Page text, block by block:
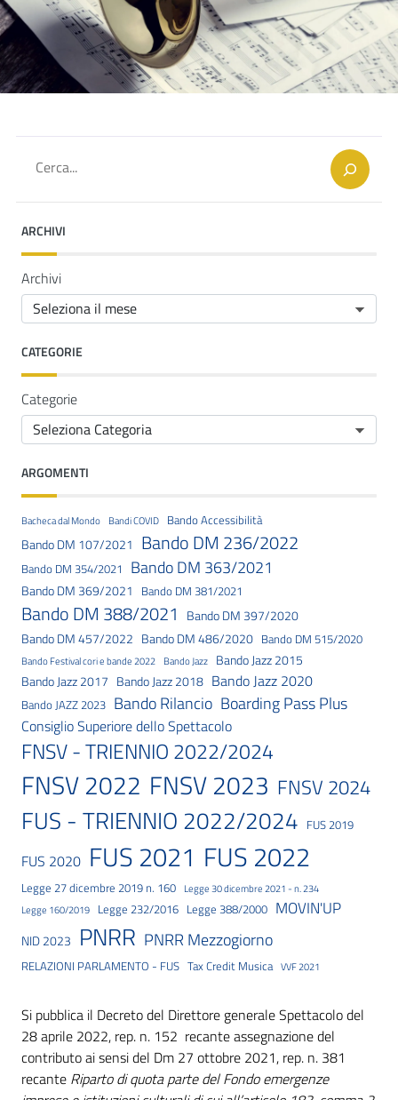
Cerca
ARCHIVI
Archivi
CATEGORIE
Categorie
ARGOMENTI
Bacheca dal Mondo Bandi COVID Bando Accessibilità
Bando DM 107/2021 Bando DM 236/2022
Bando DM 354/2021 Bando DM 363/2021
Bando DM 369/2021 Bando DM 381/2021
Bando DM 388/2021 Bando DM 397/2020
Bando DM 457/2022 Bando DM 486/2020 Bando DM 515/2020
Bando Festival cori e bande 2022 Bando Jazz
Bando Jazz 2015
Bando Jazz 2017 Bando Jazz 2018 Bando Jazz 2020
Bando JAZZ 2023 Bando Rilancio Boarding Pass Plus
Consiglio Superiore dello Spettacolo
FNSV - TRIENNIO 2022/2024
FNSV 2022 FNSV 2023 FNSV 2024
FUS - TRIENNIO 2022/2024 FUS 2019
FUS 2020 FUS 2021 FUS 2022
Legge 27 dicembre 2019 n. 160
Legge 30 dicembre 2021 - n. 234
Legge 160/2019
Legge 232/2016 Legge 388/2000 MOVIN'UP
NID 2023 PNRR PNRR Mezzogiorno
RELAZIONI PARLAMENTO - FUS Tax Credit Musica VVF 2021
Si pubblica il Decreto del Direttore generale Spettacolo del
28 aprile 2022, rep. n. 152 recante assegnazione del
contributo ai sensi del Dm 27 ottobre 2021, rep. n. 381
recante Riparto di quota parte del Fondo emergenze